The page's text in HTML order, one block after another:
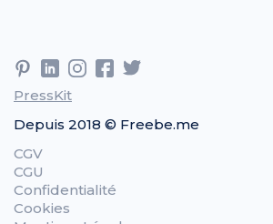
PressKit
Depuis 2018 © Freebe.me
CGV
CGU
Confidentialité
Cookies